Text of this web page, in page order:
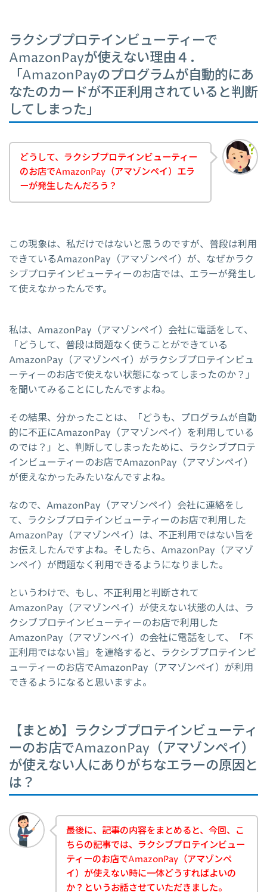
ラクシブプロテインビューティーで
AmazonPayが使えない理由４．
「AmazonPayのプログラムが自動的にあ
なたのカードが不正利用されていると判断
してしまった」
どうして、ラクシブプロテインビューティー
のお店でAmazonPay（アマゾンペイ）エラ
ーが発生したんだろう？
この現象は、私だけではないと思うのですが、普段は利用
できているAmazonPay（アマゾンペイ）が、なぜかラク
シブプロテインビューティーのお店では、エラーが発生し
て使えなかったんです。
私は、AmazonPay（アマゾンペイ）会社に電話をして、
「どうして、普段は問題なく使うことができている
AmazonPay（アマゾンペイ）がラクシブプロテインビュ
ーティーのお店で使えない状態になってしまったのか？」
を聞いてみることにしたんですよね。
その結果、分かったことは、「どうも、プログラムが自動
的に不正にAmazonPay（アマゾンペイ）を利用している
のでは？」と、判断してしまったために、ラクシブプロテ
インビューティーのお店でAmazonPay（アマゾンペイ）
が使えなかったみたいなんですよね。
なので、AmazonPay（アマゾンペイ）会社に連絡をし
て、ラクシブプロテインビューティーのお店で利用した
AmazonPay（アマゾンペイ）は、不正利用ではない旨を
お伝えしたんですよね。そしたら、AmazonPay（アマゾ
ンペイ）が問題なく利用できるようになりました。
というわけで、もし、不正利用と判断されて
AmazonPay（アマゾンペイ）が使えない状態の人は、ラ
クシブプロテインビューティーのお店で利用した
AmazonPay（アマゾンペイ）の会社に電話をして、「不
正利用ではない旨」を連絡すると、ラクシブプロテインビ
ューティーのお店でAmazonPay（アマゾンペイ）が利用
できるようになると思いますよ。
【まとめ】ラクシブプロテインビューティ
ーのお店でAmazonPay（アマゾンペイ）
が使えない人にありがちなエラーの原因と
は？
最後に、記事の内容をまとめると、今回、こ
ちらの記事では、ラクシブプロテインビュー
ティーのお店でAmazonPay（アマゾンペ
イ）が使えない時に一体どうすればよいの
か？というお話させていただきました。